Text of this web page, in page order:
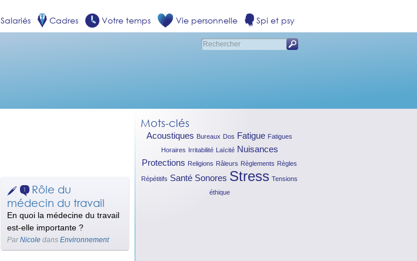
Salariés Cadres Votre temps Vie personnelle Spi et psy
1
Rôle du
médecin du travail
En quoi la médecine du travail
est-elle importante ?
ParNicole dans Environnement
Mots-clés
Acoustiques Bureaux Dos Fatigue Fatigues
Horaires Irritabilité Laïcité Nuisances
Protections Religions Râleurs Règlements Règles
Répétitifs Santé Sonores Stress Tensions
éthique